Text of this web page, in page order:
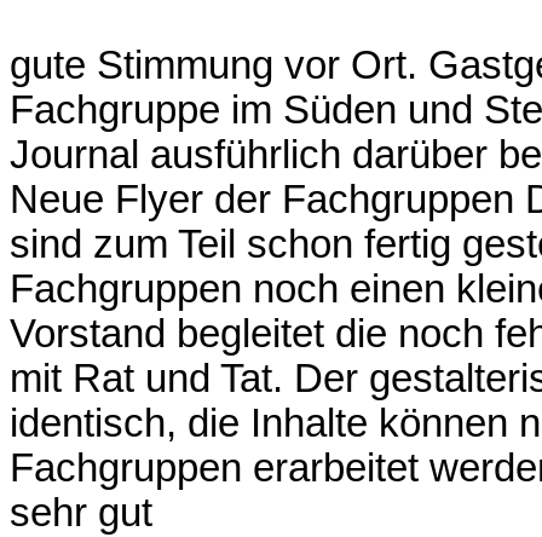
gute Stimmung vor Ort.
Fachgruppe im Süden und
Journal ausführlich darüber
Neue Flyer der Fachgruppen
sind zum Teil schon fertig
Fachgruppen noch einen
Vorstand begleitet die noch
mit Rat und Tat. Der
identisch, die Inhalte können
Fachgruppen erarbeitet
sehr gut